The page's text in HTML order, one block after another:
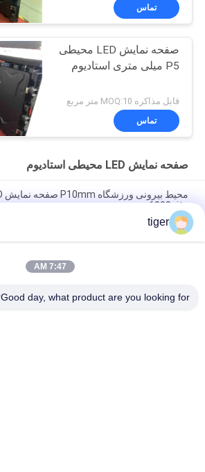
تماس
صفحه نمایش LED محیطی
P5 میلی متری استادیوم
قابل مذاکره MOQ:10 متر مربع
تماس
صفحه نمایش LED محیطی استادیوم
6000nits
نمایش LED با روشنایی بالا
tiger
7:47 AM
Good day, what product are you looking for?